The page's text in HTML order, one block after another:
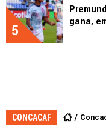
5
gana,
CONCACAF